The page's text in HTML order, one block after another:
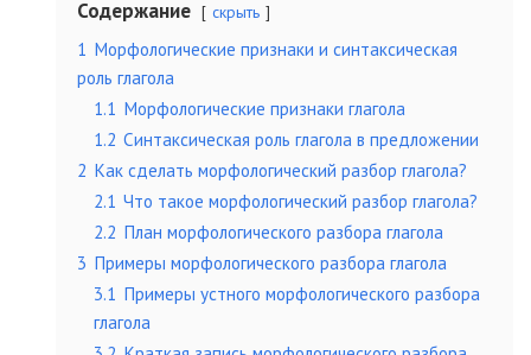
Содержание скрыть
1 Морфологические признаки и синтаксическая
роль глагола
1.1 Морфологические признаки глагола
1.2 Синтаксическая роль глагола в предложении
2 Как сделать морфологический разбор глагола?
2.1 Что такое морфологический разбор глагола?
2.2 План морфологического разбора глагола
3 Примеры морфологического разбора глагола
3.1 Примеры устного морфологического разбора
глагола